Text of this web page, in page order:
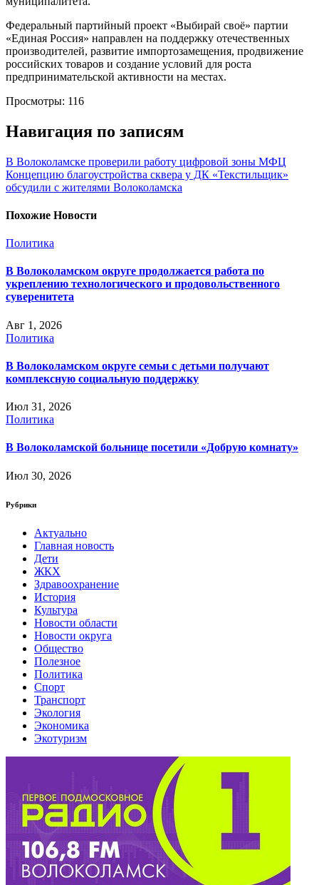
Федеральный партийный проект «Выбирай своё» партии
«Единая Россия» направлен на поддержку отечественных
производителей, развитие импортозамещения, продвижение
российских товаров и создание условий для роста
предпринимательской активности на местах.
Просмотры: 116
Навигация по записям
В Волоколамске проверили работу цифровой зоны МФЦ
Концепцию благоустройства сквера у ДК «Текстильщик»
обсудили с жителями Волоколамска
Похожие Новости
Политика
В Волоколамском округе продолжается работа по
укреплению технологического и продовольственного
суверенитета
Авг 1, 2026
Политика
В Волоколамском округе семьи с детьми получают
комплексную социальную поддержку
Июл 31, 2026
Политика
В Волоколамской больнице посетили «Добрую комнату»
Июл 30, 2026
Рубрики
Актуально
Главная новость
Дети
ЖКХ
Здравоохранение
История
Культура
Новости области
Новости округа
Общество
Полезное
Политика
Спорт
Транспорт
Экология
Экономика
Экотуризм